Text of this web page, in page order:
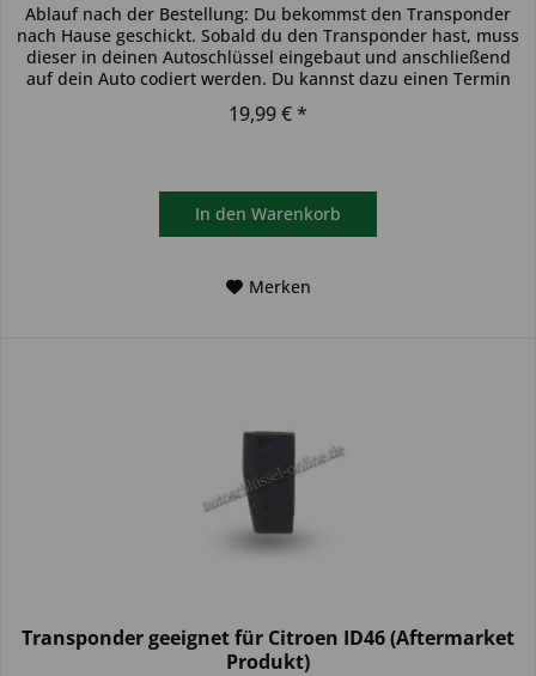
Ablauf nach der Bestellung: Du bekommst den Transponder
nach Hause geschickt. Sobald du den Transponder hast, muss
dieser in deinen Autoschlüssel eingebaut und anschließend
auf dein Auto codiert werden. Du kannst dazu einen Termin
19,99 € *
In den Warenkorb
Merken
Transponder geeignet für Citroen ID46 (Aftermarket
Produkt)